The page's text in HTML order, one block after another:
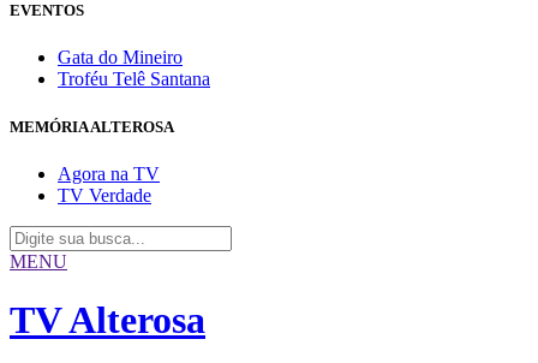
EVENTOS
Gata do Mineiro
Troféu Telê Santana
MEMÓRIA ALTEROSA
Agora na TV
TV Verdade
MENU
TV Alterosa